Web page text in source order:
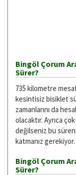
Bingöl Çorum
Sürer?
735 kilometre
kesintisiz bisiklet
zamanlarını da
olacaktır. Ayrıca
değilseniz bu
katmanız gerekiyor.
Bingöl Çorum
Sürer?